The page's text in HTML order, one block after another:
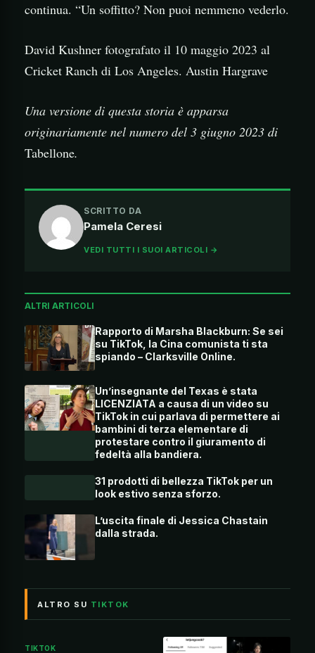
continua. “Un soffitto? Non puoi nemmeno vederlo.
David Kushner fotografato il 10 maggio 2023 al
Cricket Ranch di Los Angeles. Austin Hargrave
Una versione di questa storia è apparsa
originariamente nel numero del 3 giugno 2023 di
Tabellone.
SCRITTO DA
Pamela Ceresi
VEDI TUTTI I SUOI ARTICOLI →
ALTRI ARTICOLI
Rapporto di Marsha Blackburn: Se sei
su TikTok, la Cina comunista ti sta
spiando – Clarksville Online.
Un’insegnante del Texas è stata
LICENZIATA a causa di un video su
TikTok in cui parlava di permettere ai
bambini di terza elementare di
protestare contro il giuramento di
fedeltà alla bandiera.
31 prodotti di bellezza TikTok per un
look estivo senza sforzo.
L’uscita finale di Jessica Chastain
dalla strada.
ALTRO SU TIKTOK
TIKTOK